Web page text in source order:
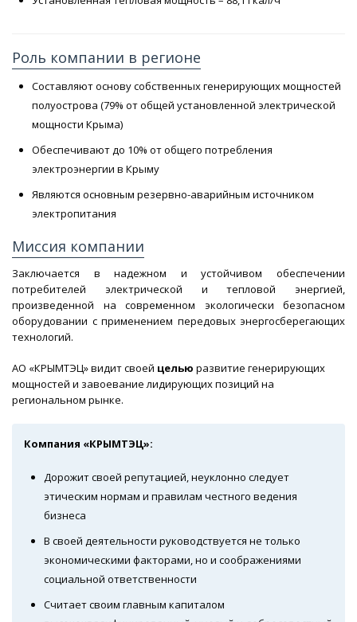
Роль компании в регионе
Составляют основу собственных генерирующих мощностей
полуострова (79% от общей установленной электрической
мощности Крыма)
Обеспечивают до 10% от общего потребления
электроэнергии в Крыму
Являются основным резервно-аварийным источником
электропитания
Миссия компании
Заключается в надежном и устойчивом обеспечении
потребителей электрической и тепловой энергией,
произведенной на современном экологически безопасном
оборудовании с применением передовых энергосберегающих
технологий.
АО «КРЫМТЭЦ» видит своей целью развитие генерирующих
мощностей и завоевание лидирующих позиций на
региональном рынке.
Компания «КРЫМТЭЦ»:
Дорожит своей репутацией, неуклонно следует
этическим нормам и правилам честного ведения
бизнеса
В своей деятельности руководствуется не только
экономическими факторами, но и соображениями
социальной ответственности
Считает своим главным капиталом